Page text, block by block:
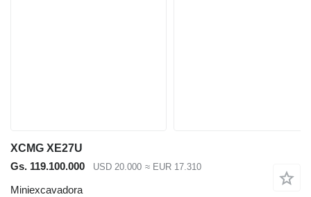
XCMG XE27U
Gs. 119.100.000
USD 20.000 ≈ EUR 17.310
Miniexcavadora